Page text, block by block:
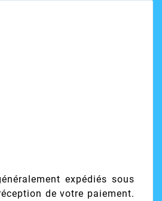
expédiés sous
de votre paiement.